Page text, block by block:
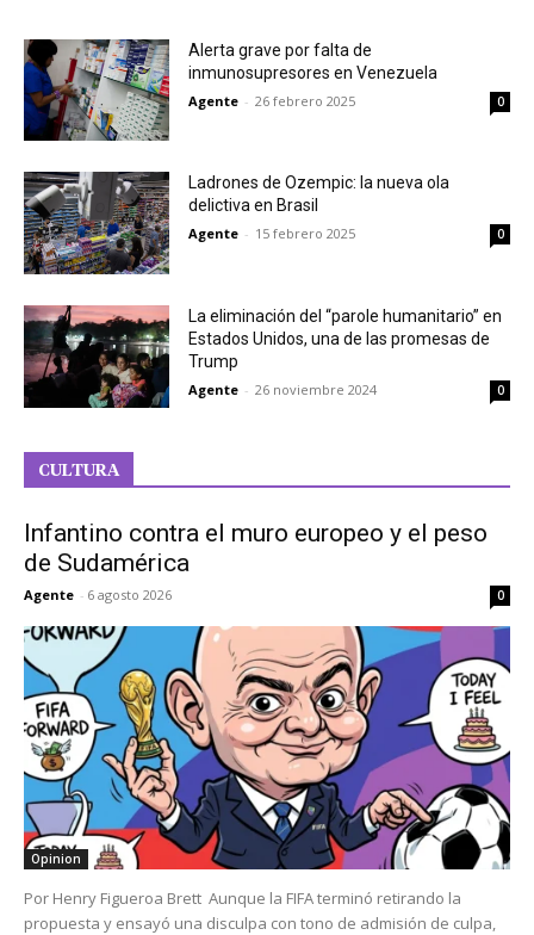
Alerta grave por falta de
inmunosupresores en Venezuela
Agente - 26 febrero 2025 0
Ladrones de Ozempic: la nueva ola
delictiva en Brasil
Agente - 15 febrero 2025 0
La eliminación del “parole humanitario” en
Estados Unidos, una de las promesas de
Trump
Agente - 26 noviembre 2024 0
CULTURA
Infantino contra el muro europeo y el peso
de Sudamérica
Agente - 6 agosto 2026 0
Opinion
Por Henry Figueroa Brett Aunque la FIFA terminó retirando la
propuesta y ensayó una disculpa con tono de admisión de culpa,